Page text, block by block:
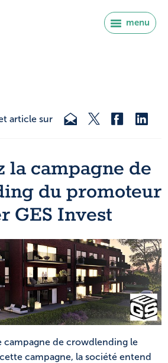
menu
Se connecter
NL FR
article sur
la campagne de
du promoteur
GES Invest
campagne de crowdlending le
campagne, la société entend